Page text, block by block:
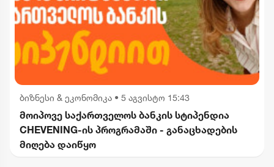
ბიზნესი & ეკონომიკა • 5 აგვისტო 15:43
მოიპოვე საქართველოს ბანკის სტიპენდია
CHEVENING-ის პროგრამაში - განაცხადების
მიღება დაიწყო